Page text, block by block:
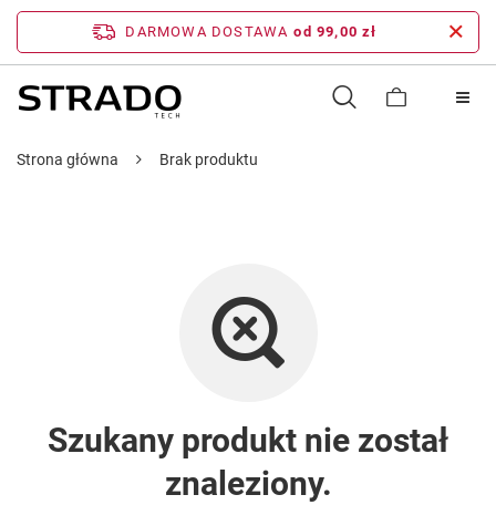
DARMOWA DOSTAWA od 99,00 zł
Strona główna Brak produktu
Szukany produkt nie został
znaleziony.